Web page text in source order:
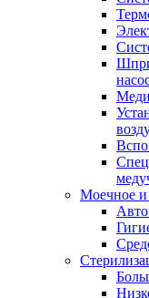
Моечное и